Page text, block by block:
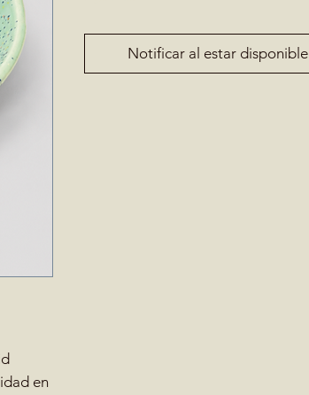
en
Notificar al estar disponible